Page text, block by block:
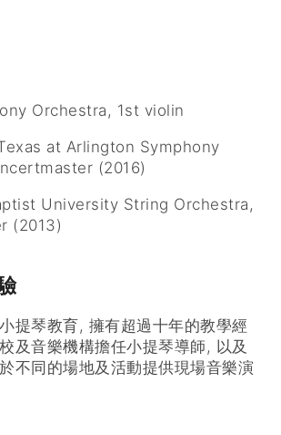
Orchestra, 1st violin
at Arlington Symphony
(2016)
University String Orchestra,
(2013)
提琴教育, 擁有超過十年的教學經
及音樂機構擔任小提琴導師, 以及
不同的場地及活動提供現場音樂演